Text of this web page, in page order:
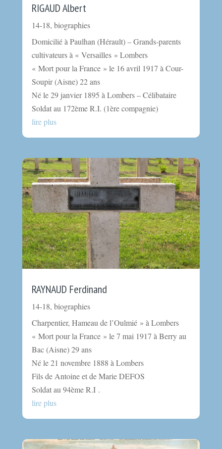
RIGAUD Albert
14-18, biographies
Domicilié à Paulhan (Hérault) – Grands-parents
cultivateurs à « Versailles » Lombers
« Mort pour la France » le 16 avril 1917 à Cour-
Soupir (Aisne) 22 ans
Né le 29 janvier 1895 à Lombers – Célibataire
Soldat au 172ème R.I. (1ère compagnie)
lire plus
RAYNAUD Ferdinand
14-18, biographies
Charpentier, Hameau de l’Oulmié » à Lombers
« Mort pour la France » le 7 mai 1917 à Berry au
Bac (Aisne) 29 ans
Né le 21 novembre 1888 à Lombers
Fils de Antoine et de Marie DEFOS
Soldat au 94ème R.I .
lire plus